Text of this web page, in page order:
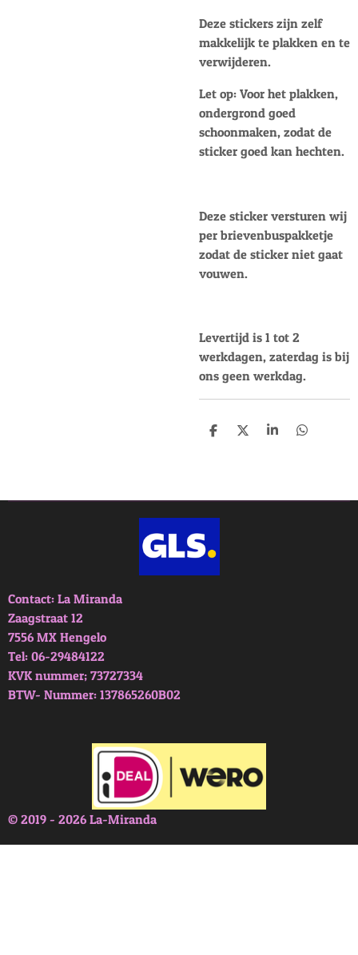
Deze stickers zijn zelf
makkelijk te plakken en te
verwijderen.
Let op: Voor het plakken,
ondergrond goed
schoonmaken, zodat de
sticker goed kan hechten.
Deze sticker versturen wij
per brievenbuspakketje
zodat de sticker niet gaat
vouwen.
Levertijd is 1 tot 2
werkdagen, zaterdag is bij
ons geen werkdag.
D
D
S
D
Contact: La Miranda
Zaagstraat 12
7556 MX Hengelo
Tel: 06-29484122
KVK nummer; 73727334
BTW- Nummer: 137865260B02
© 2019 - 2026 La-Miranda